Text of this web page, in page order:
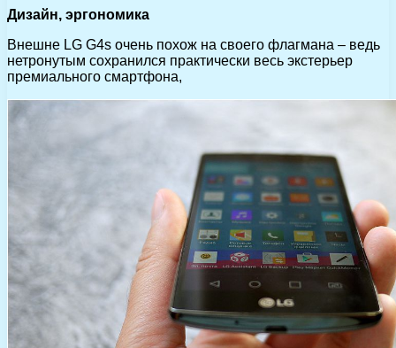
Дизайн, эргономика
Внешне LG G4s очень похож на своего флагмана – ведь
нетронутым сохранился практически весь экстерьер
премиального смартфона,